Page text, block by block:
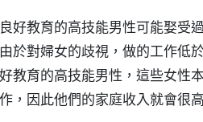
好教育的高技能男性可能娶受
於對婦女的歧視，做的工作低
教育的高技能男性，這些女性
，因此他們的家庭收入就會很